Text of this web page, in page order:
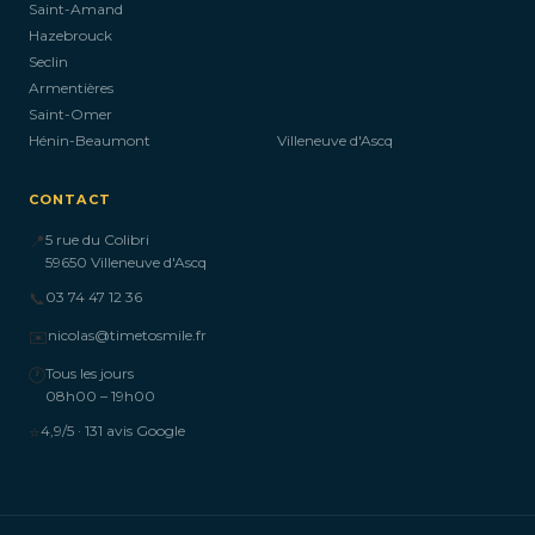
Saint-Amand
Hazebrouck
Seclin
Armentières
Saint-Omer
Hénin-Beaumont
Villeneuve d'Ascq
CONTACT
📍5 rue du Colibri
59650 Villeneuve d'Ascq
📞 03 74 47 12 36
✉️nicolas@timetosmile.fr
🕐Tous les jours
08h00 – 19h00
⭐4,9/5 · 131 avis Google